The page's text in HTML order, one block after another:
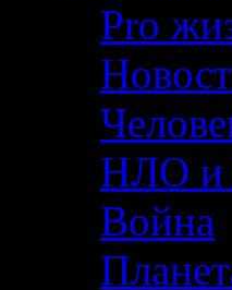
Pro
НЛО и
Война